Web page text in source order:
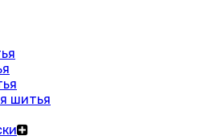
шитья